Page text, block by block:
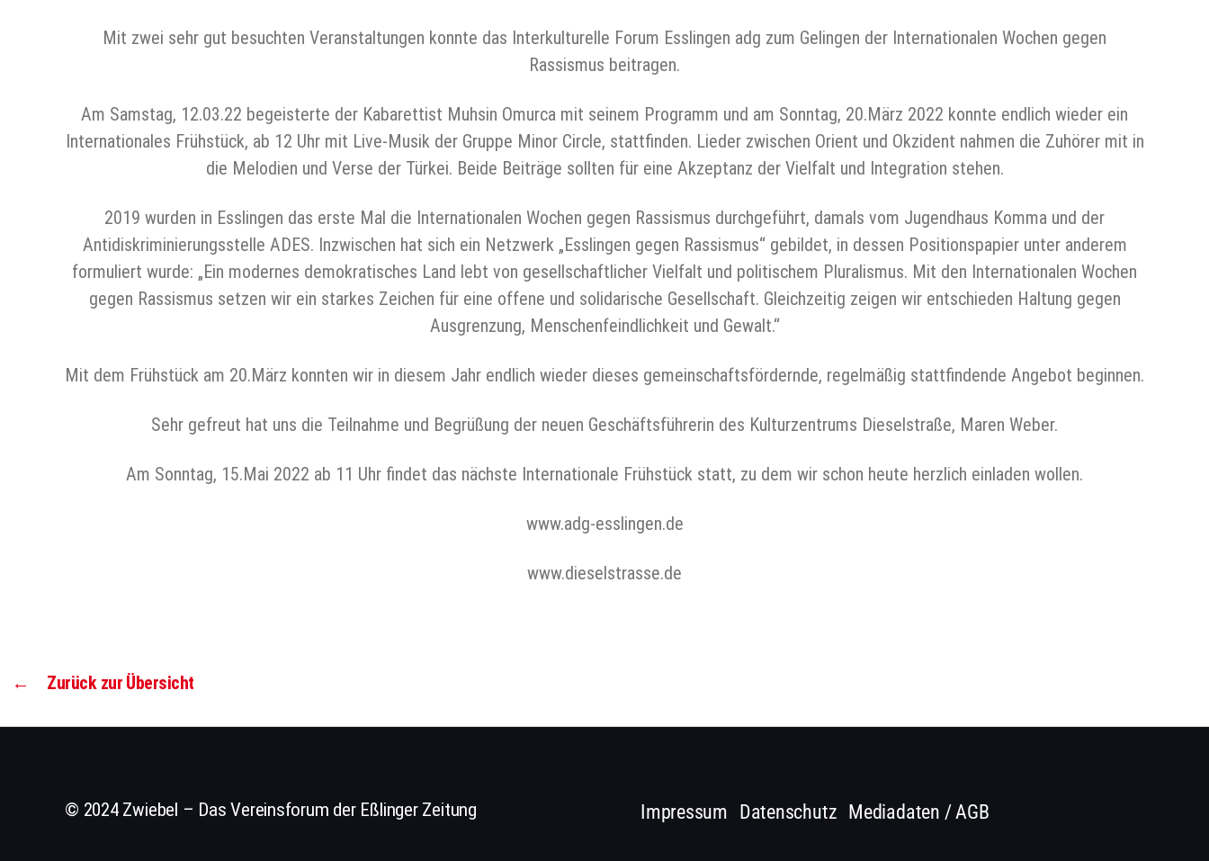
Mit zwei sehr gut besuchten Veranstaltungen konnte das Interkulturelle Forum Esslingen adg zum Gelingen der Internationalen Wochen gegen
Rassismus beitragen.
Am Samstag, 12.03.22 begeisterte der Kabarettist Muhsin Omurca mit seinem Programm und am Sonntag, 20.März 2022 konnte endlich wieder ein
Internationales Frühstück, ab 12 Uhr mit Live-Musik der Gruppe Minor Circle, stattfinden. Lieder zwischen Orient und Okzident nahmen die Zuhörer mit in
die Melodien und Verse der Türkei. Beide Beiträge sollten für eine Akzeptanz der Vielfalt und Integration stehen.
2019 wurden in Esslingen das erste Mal die Internationalen Wochen gegen Rassismus durchgeführt, damals vom Jugendhaus Komma und der
Antidiskriminierungsstelle ADES. Inzwischen hat sich ein Netzwerk „Esslingen gegen Rassismus“ gebildet, in dessen Positionspapier unter anderem
formuliert wurde: „Ein modernes demokratisches Land lebt von gesellschaftlicher Vielfalt und politischem Pluralismus. Mit den Internationalen Wochen
gegen Rassismus setzen wir ein starkes Zeichen für eine offene und solidarische Gesellschaft. Gleichzeitig zeigen wir entschieden Haltung gegen
Ausgrenzung, Menschenfeindlichkeit und Gewalt.“
Mit dem Frühstück am 20.März konnten wir in diesem Jahr endlich wieder dieses gemeinschaftsfördernde, regelmäßig stattfindende Angebot beginnen.
Sehr gefreut hat uns die Teilnahme und Begrüßung der neuen Geschäftsführerin des Kulturzentrums Dieselstraße, Maren Weber.
Am Sonntag, 15.Mai 2022 ab 11 Uhr findet das nächste Internationale Frühstück statt, zu dem wir schon heute herzlich einladen wollen.
www.adg-esslingen.de
www.dieselstrasse.de
← Zurück zur Übersicht
© 2024 Zwiebel – Das Vereinsforum der Eßlinger Zeitung Impressum Datenschutz Mediadaten / AGB